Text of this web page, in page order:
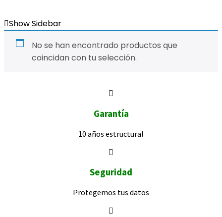
Show Sidebar
No se han encontrado productos que
coincidan con tu selección.
Garantía
10 años estructural
Seguridad
Protegemos tus datos